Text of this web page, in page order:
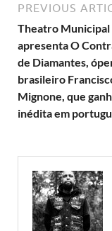
PREVIOUS
Theatro Municipal
apresenta O
de Diamantes,
brasileiro
Mignone, que
inédita em